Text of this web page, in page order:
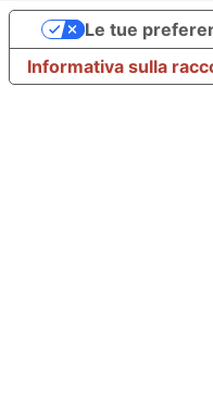
Informativa sulla
Le tue